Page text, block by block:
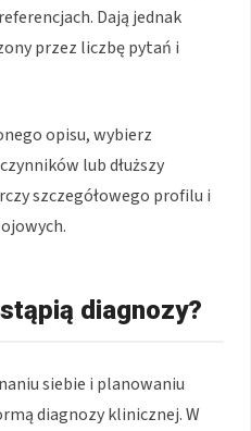
Dają jednak
przez liczbę pytań i
opisu, wybierz
lub dłuższy
szczegółowego profilu i
diagnozy?
siebie i planowaniu
diagnozy klinicznej. W